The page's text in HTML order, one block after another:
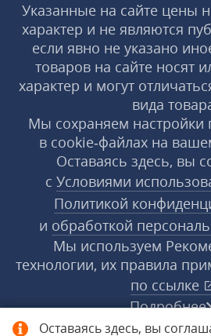
Оставаясь здесь, вы
Указанные на сайте цены
характер и не являются
если явно не указано
товаров на сайте носят
характер и могут
вида
Мы сохраняем настройки
в cookie‑файлах на
Оставаясь здесь, вы
с Условиями
Политикой
и обработкой
Мы используем
технологии, их правила
по ссылке
Подробнее